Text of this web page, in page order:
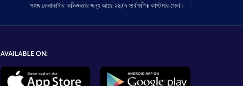
সহজ কেনাকাটার অভিজ্ঞতার জন্য আছে ২৪/৭ সার্বক্ষণিক কাস্টমার সেবা।
AVAILABLE ON: